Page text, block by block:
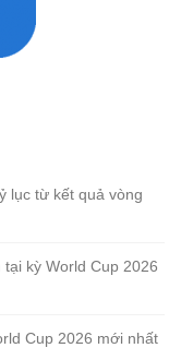
lục từ kết quả vòng
kỳ World Cup 2026
Cup 2026 mới nhất